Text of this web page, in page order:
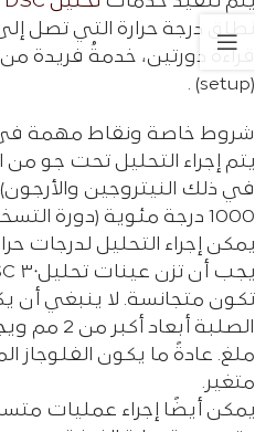
قراءة دورتين، خدمةُ فريدة
(setup) .
شروط خاصة ونقاط مهمة في
يتم إجراء التحليل تحت جو من
في ذلك النيتروجين والأرجون)
1000 درجة مئوية (دورة التسخين).
يمكن إجراء التحليل لدرجات
تكون متجانسة. لا ينبغي أن
متغير.
يمكن أيضًا إجراء عمليات